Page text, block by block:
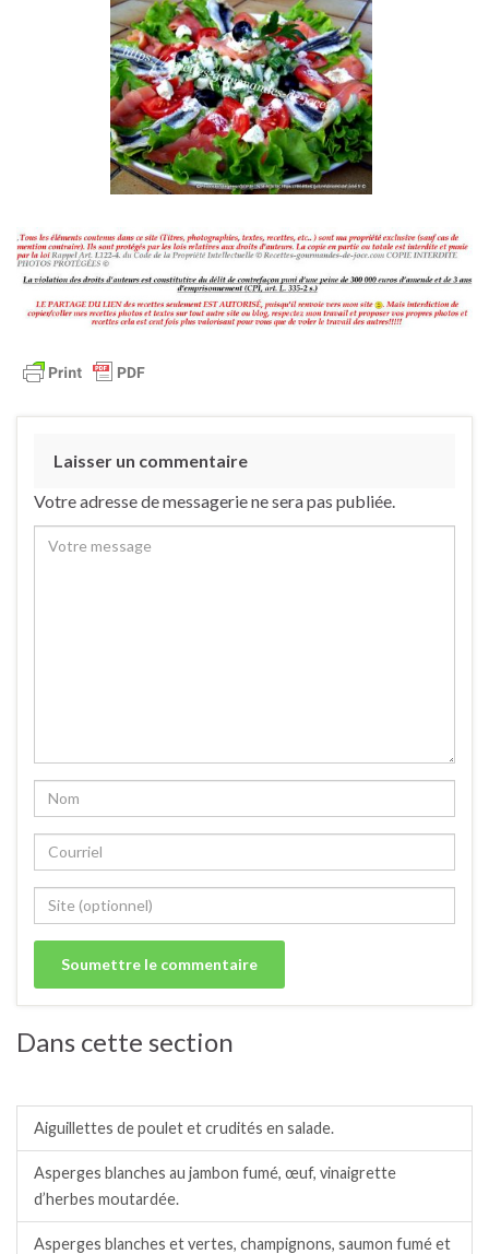
Laisser un commentaire
Votre adresse de messagerie ne sera pas publiée.
Dans cette section
Aiguillettes de poulet et crudités en salade.
Asperges blanches au jambon fumé, œuf, vinaigrette
d’herbes moutardée.
Asperges blanches et vertes, champignons, saumon fumé et